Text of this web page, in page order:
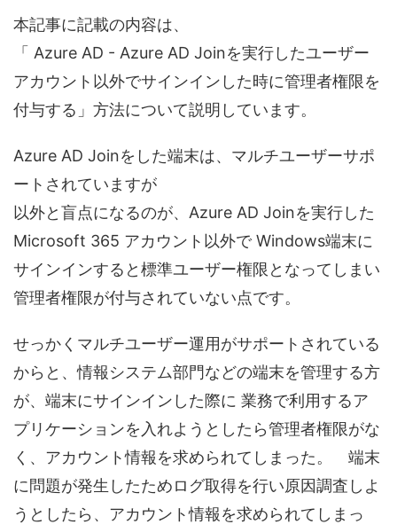
本記事に記載の内容は、
「 Azure AD - Azure AD Joinを実行したユーザー
アカウント以外でサインインした時に管理者権限を
付与する」方法について説明しています。
Azure AD Joinをした端末は、マルチユーザーサポ
ートされていますが
以外と盲点になるのが、Azure AD Joinを実行した
Microsoft 365 アカウント以外で Windows端末に
サインインすると標準ユーザー権限となってしまい
管理者権限が付与されていない点です。
せっかくマルチユーザー運用がサポートされている
からと、情報システム部門などの端末を管理する方
が、端末にサインインした際に 業務で利用するア
プリケーションを入れようとしたら管理者権限がな
く、アカウント情報を求められてしまった。 端末
に問題が発生したためログ取得を行い原因調査しよ
うとしたら、アカウント情報を求められてしまっ